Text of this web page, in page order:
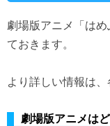
劇場版アニメ「は
ておきます。
より詳しい情報は
劇場版アニメは